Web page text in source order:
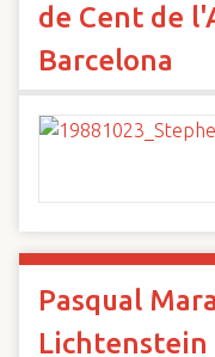
de Cent de
Barcelona
Pasqual
Lichtenstein